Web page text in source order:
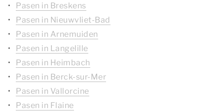
Pasen in Breskens
Pasen in Nieuwvliet-Bad
Pasen in Arnemuiden
Pasen in Langelille
Pasen in Heimbach
Pasen in Berck-sur-Mer
Pasen in Vallorcine
Pasen in Flaine